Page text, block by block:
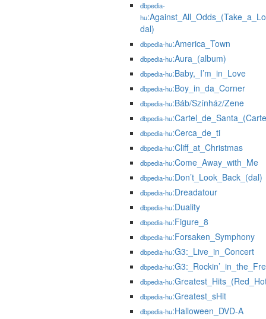
dbpedia-
hu
dal)
dbpedia-hu:America_Town
dbpedia-hu:Aura_(album)
dbpedia-hu:Baby,_I’m_in_Love
dbpedia-hu:Boy_in_da_Corner
dbpedia-hu:Báb/Színház/Zene
dbpedia-hu
dbpedia-hu:Cerca_de_ti
dbpedia-hu:Cliff_at_Christmas
dbpedia-hu:Come_Away_with_Me
dbpedia-hu:Don’t_Look_Back_(dal)
dbpedia-hu:Dreadatour
dbpedia-hu:Duality
dbpedia-hu:Figure_8
dbpedia-hu:Forsaken_Symphony
dbpedia-hu:G3:_Live_in_Concert
dbpedia-hu
dbpedia-hu
dbpedia-hu:Greatest_sHit
dbpedia-hu:Halloween_DVD-A